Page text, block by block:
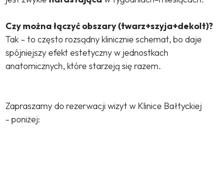
Czy można łączyć obszary (twarz+szyja+dekolt)?
Tak – to często rozsądny klinicznie schemat, bo daje
spójniejszy efekt estetyczny w jednostkach
anatomicznych, które starzeją się razem.
Zapraszamy do rezerwacji wizyt w Klinice Bałtyckiej
- poniżej: